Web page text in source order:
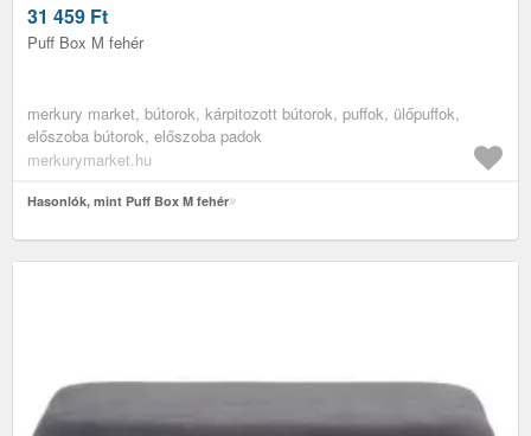
31 459 Ft
Puff Box M fehér
merkury market, bútorok, kárpitozott bútorok, puffok, ülőpuffok,
előszoba bútorok, előszoba padok
merkurymarket.hu
Hasonlók, mint Puff Box M fehér